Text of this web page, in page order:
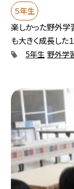
５年生
楽しかった野外学
も大きく成長した
5年生 野外学